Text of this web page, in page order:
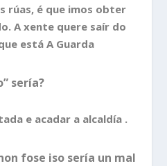
rúas, é que imos obter
A xente quere saír do
está A Guarda
sería?
e acadar a alcaldía .
fose iso sería un mal